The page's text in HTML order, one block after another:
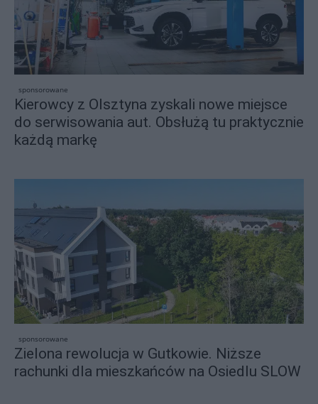
sponsorowane
Kierowcy z Olsztyna zyskali nowe miejsce
do serwisowania aut. Obsłużą tu praktycznie
każdą markę
sponsorowane
Zielona rewolucja w Gutkowie. Niższe
rachunki dla mieszkańców na Osiedlu SLOW